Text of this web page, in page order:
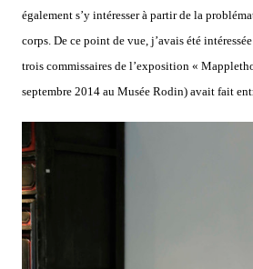
également s’y intéresser à partir de la
corps. De ce point de vue, j’avais été
trois commissaires de l’exposition «
septembre 2014 au Musée Rodin) avait fait